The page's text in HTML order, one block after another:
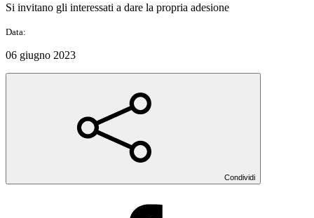
Si invitano gli interessati a dare la propria adesione
Data:
06 giugno 2023
Condividi